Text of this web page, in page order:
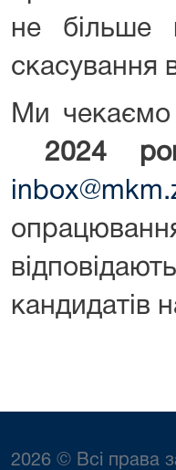
не більше
скасування
Ми
2024
кандидатів
2026 © Всі права